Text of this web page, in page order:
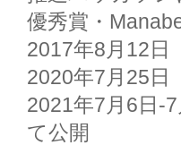
優秀賞・
2017年8月12日
2020年7月25日
2021年7月6日-
て公開